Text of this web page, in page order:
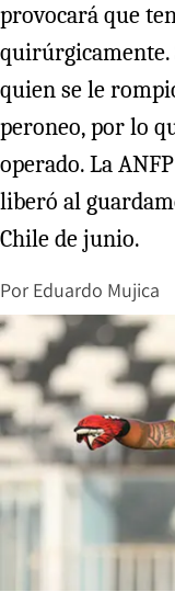
provocará que
quirúrgicamente.
quien se le
peroneo, por lo
operado. La
liberó al
Chile de junio.
Por Eduardo Mujica